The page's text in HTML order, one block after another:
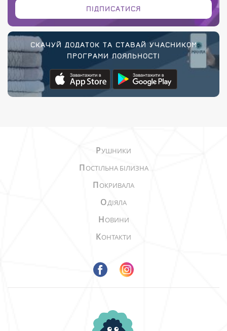
ПІДПИСАТИСЯ
СКАЧУЙ ДОДАТОК ТА СТАВАЙ УЧАСНИКОМ
ПРОГРАМИ ЛОЯЛЬНОСТІ
РУШНИКИ
ПОСТІЛЬНА БІЛИЗНА
ПОКРИВАЛА
ОДІЯЛА
НОВИНИ
КОНТАКТИ